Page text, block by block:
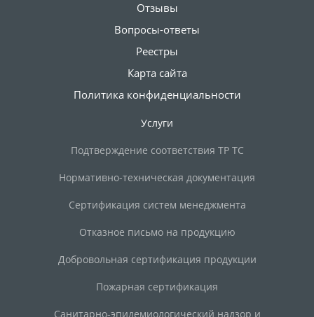
Отзывы
Вопросы-ответы
Реестры
Карта сайта
Политика конфиденциальности
Услуги
Подтверждение соответствия ТР ТС
Нормативно-техническая документация
Сертификация систем менеджмента
Отказное письмо на продукцию
Добровольная сертификация продукции
Пожарная сертификация
Санитарно-эпидемиологический надзор и